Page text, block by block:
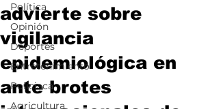
Política
Opinión
Deportes
Entretenimiento
Policiaca
Agricultura
advierte sobre
vigilancia
epidemiológica en
ante brotes